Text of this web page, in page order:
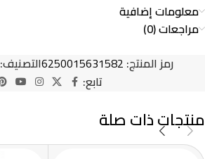
معلومات إضافية
مراجعات (0)
رمز المنتج: 6250015631582التصنيف:
تابع:
منتجات ذات صلة